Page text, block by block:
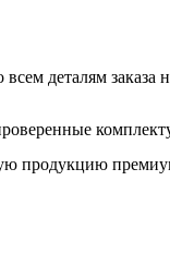
деталям
продукцию